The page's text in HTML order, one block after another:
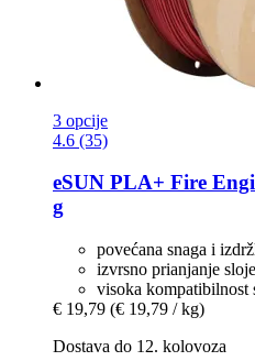
3 opcije
4.6 (35)
eSUN PLA+ Fire
g
povećana snaga i
izvrsno prianjanje
visoka kompatibilnost
€ 19,79 (€ 19,79 / kg)
Dostava do 12. kolovoza